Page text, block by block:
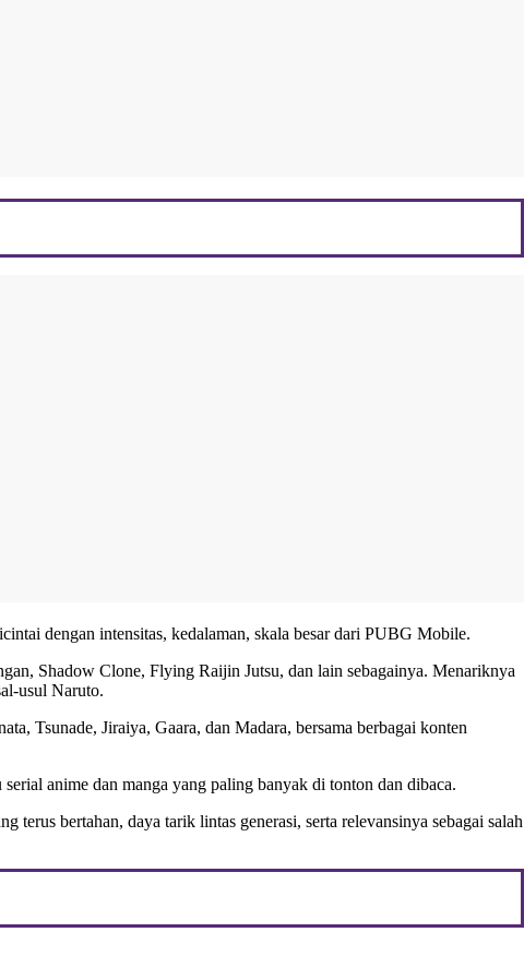
dengan intensitas, kedalaman, skala besar dari PUBG Mobile.
Shadow Clone, Flying Raijin Jutsu, dan lain sebagainya. Menariknya
usul Naruto.
Tsunade, Jiraiya, Gaara, dan Madara, bersama berbagai konten
anime dan manga yang paling banyak di tonton dan dibaca.
bertahan, daya tarik lintas generasi, serta relevansinya sebagai salah